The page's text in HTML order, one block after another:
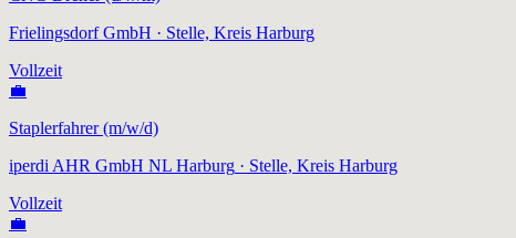
Frielingsdorf GmbH · Stelle, Kreis Harburg
Vollzeit
💼
Staplerfahrer (m/w/d)
iperdi AHR GmbH NL Harburg · Stelle, Kreis Harburg
Vollzeit
💼